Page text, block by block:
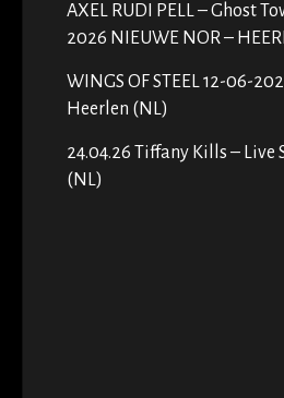
AXEL RUDI PELL – Ghost
2026 NIEUWE NOR –
WINGS OF STEEL 12-06-
Heerlen (NL)
24.04.26 Tiffany Kills – Live
(NL)